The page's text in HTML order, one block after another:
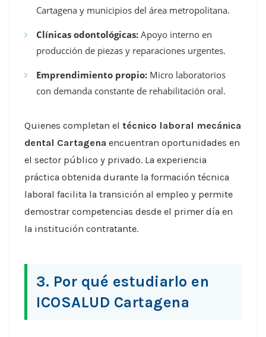
Cartagena y municipios del área metropolitana.
Clínicas odontológicas: Apoyo interno en
producción de piezas y reparaciones urgentes.
Emprendimiento propio: Micro laboratorios
con demanda constante de rehabilitación oral.
Quienes completan el técnico laboral mecánica
dental Cartagena encuentran oportunidades en
el sector público y privado. La experiencia
práctica obtenida durante la formación técnica
laboral facilita la transición al empleo y permite
demostrar competencias desde el primer día en
la institución contratante.
3. Por qué estudiarlo en
ICOSALUD Cartagena